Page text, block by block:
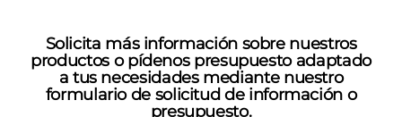
Solicita más información sobre nuestros
productos o pídenos presupuesto adaptado
a tus necesidades mediante nuestro
formulario de solicitud de información o
presupuesto.